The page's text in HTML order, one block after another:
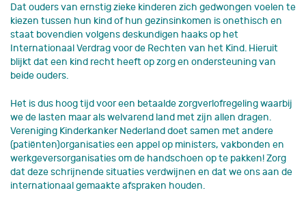
Dat ouders van ernstig zieke kinderen zich gedwongen voelen te
kiezen tussen hun kind of hun gezinsinkomen is onethisch en
staat bovendien volgens deskundigen haaks op het
Internationaal Verdrag voor de Rechten van het Kind. Hieruit
blijkt dat een kind recht heeft op zorg en ondersteuning van
beide ouders.
Het is dus hoog tijd voor een betaalde zorgverlofregeling waarbij
we de lasten maar als welvarend land met zijn allen dragen.
Vereniging Kinderkanker Nederland doet samen met andere
(patiënten)organisaties een appel op ministers, vakbonden en
werkgeversorganisaties om de handschoen op te pakken! Zorg
dat deze schrijnende situaties verdwijnen en dat we ons aan de
internationaal gemaakte afspraken houden.